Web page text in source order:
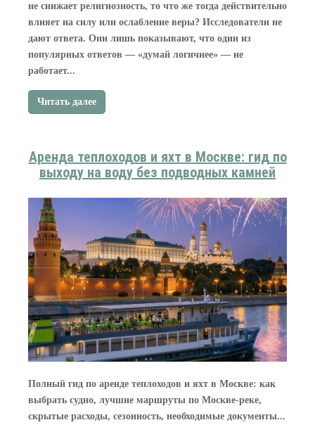
не снижает религиозность, то что же тогда действительно
влияет на силу или ослабление веры? Исследователи не
дают ответа. Они лишь показывают, что один из
популярных ответов — «думай логичнее» — не
работает...
Читать далее
Аренда теплоходов и яхт в Москве: гид по
выходу на воду без подводных камней
Полный гид по аренде теплоходов и яхт в Москве: как
выбрать судно, лучшие маршруты по Москве-реке,
скрытые расходы, сезонность, необходимые документы...